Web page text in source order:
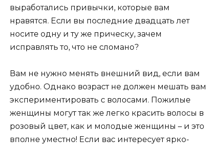
выработались привычки, которые вам
нравятся. Если вы последние двадцать лет
носите одну и ту же прическу, зачем
исправлять то, что не сломано?
Вам не нужно менять внешний вид, если вам
удобно. Однако возраст не должен мешать вам
экспериментировать с волосами. Пожилые
женщины могут так же легко красить волосы в
розовый цвет, как и молодые женщины – и это
вполне уместно! Если вас интересует ярко-